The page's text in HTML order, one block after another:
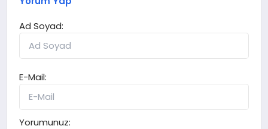
Ad Soyad:
E-Mail:
Yorumunuz: